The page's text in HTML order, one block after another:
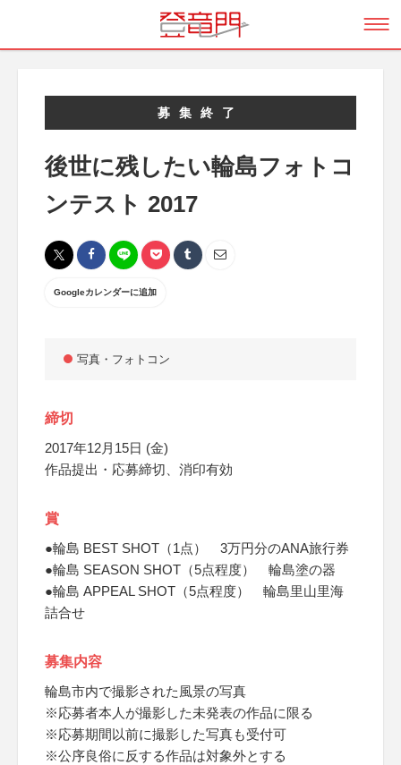
募集終了
後世に残したい輪島フォトコ
ンテスト 2017
Googleカレンダーに追加
写真・フォトコン
締切
2017年12月15日 (金)
作品提出・応募締切、消印有効
賞
●輪島 BEST SHOT（1点） 3万円分のANA旅行券
●輪島 SEASON SHOT（5点程度） 輪島塗の器
●輪島 APPEAL SHOT（5点程度） 輪島里山里海
詰合せ
募集内容
輪島市内で撮影された風景の写真
※応募者本人が撮影した未発表の作品に限る
※応募期間以前に撮影した写真も受付可
※公序良俗に反する作品は対象外とする